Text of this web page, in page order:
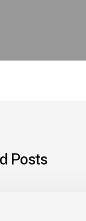
Posts